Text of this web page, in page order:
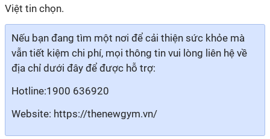
vẫn tiết kiệm chi phí, mọi thông tin vui lòng liên hệ về
địa chỉ dưới đây để được hỗ trợ:
‏Website: https://thenewgym.vn/